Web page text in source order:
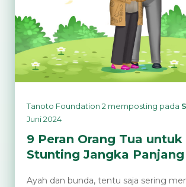
Tanoto Foundation 2 memposting pada
Juni 2024
9 Peran Orang Tua untuk
Stunting Jangka Panjang
Ayah dan bunda, tentu saja sering